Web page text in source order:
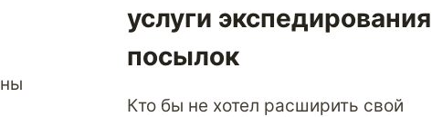
услуги экспедирования
посылок
Кто бы не хотел расширить свой